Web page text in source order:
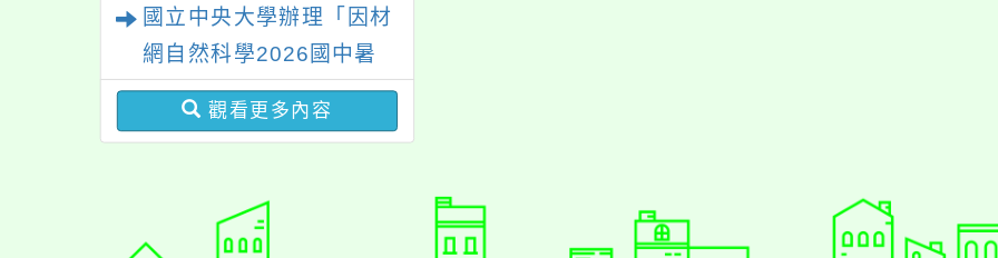
國立中央大學辦理「因材
網自然科學2026國中暑
期課程」
觀看更多內容